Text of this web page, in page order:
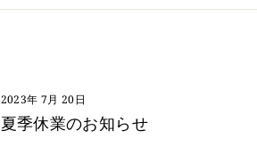
2023年 7月 20日
夏季休業のお知らせ